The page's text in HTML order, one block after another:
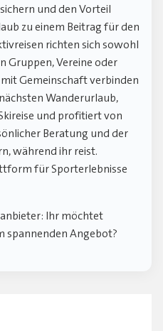
und den Vorteil
zu einem Beitrag für den
richten sich sowohl
Gruppen, Vereine oder
Gemeinschaft verbinden
Wanderurlaub,
und profitiert von
Beratung und der
während ihr reist.
für Sporterlebnisse
Ihr möchtet
Angebot?